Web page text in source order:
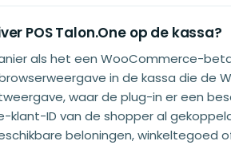
POS Talon.One op de kassa?
als het een WooCommerce-
in de kassa die de
waar de plug-in er een
klant-ID van de shopper al
beloningen, winkeltegoed